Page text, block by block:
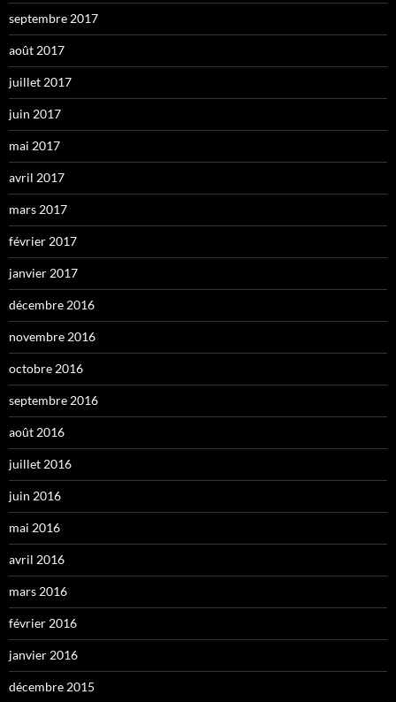
septembre 2017
août 2017
juillet 2017
juin 2017
mai 2017
avril 2017
mars 2017
février 2017
janvier 2017
décembre 2016
novembre 2016
octobre 2016
septembre 2016
août 2016
juillet 2016
juin 2016
mai 2016
avril 2016
mars 2016
février 2016
janvier 2016
décembre 2015